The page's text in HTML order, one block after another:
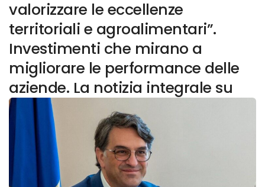
valorizzare le eccellenze
territoriali e agroalimentari”.
Investimenti che mirano a
migliorare le performance delle
aziende. La notizia integrale su